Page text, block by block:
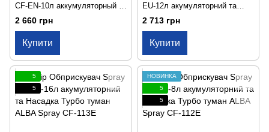
CF-EN-10л аккумуляторный и
Насадка Турбо туман ALBA
Spray CF-113E
2 660 грн
Купити
EU-12л акумуляторний та
Насадка Турбо туман ALBA
Spray CF-113E
2 713 грн
Купити
5
5
НОВИНКА
5
5